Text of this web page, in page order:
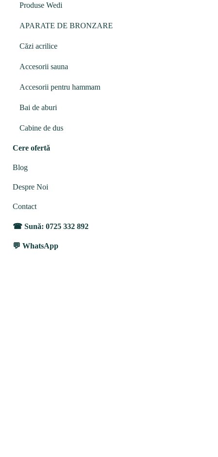
Produse Wedi
APARATE DE BRONZARE
Căzi acrilice
Accesorii sauna
Accesorii pentru hammam
Bai de aburi
Cabine de dus
Cere ofertă
Blog
Despre Noi
Contact
Sună: 0725 332 892
WhatsApp